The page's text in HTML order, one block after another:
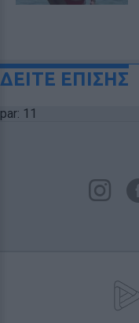
ΔΕΙΤΕ ΕΠΙΣΗΣ
par: 11